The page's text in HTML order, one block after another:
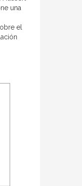
una
el